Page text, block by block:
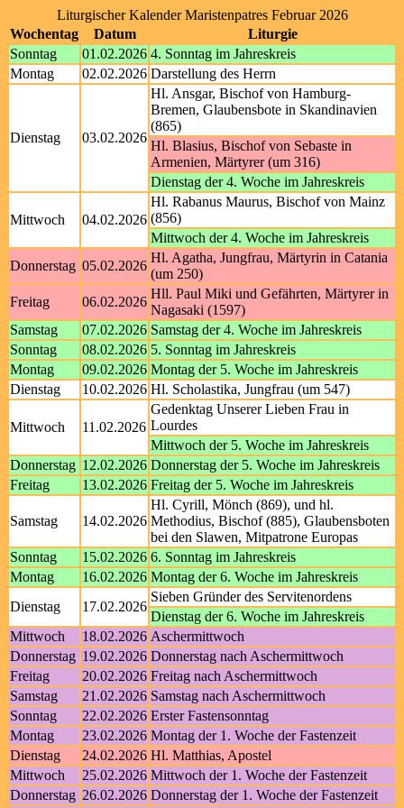
Liturgischer Kalender Maristenpatres Februar 2026
Wochentag
Datum
Liturgie
Sonntag
01.02.2026 4. Sonntag im Jahreskreis
Montag
02.02.2026 Darstellung des Herrn
Dienstag 03.02.2026
Hl. Ansgar, Bischof von Hamburg-
Bremen, Glaubensbote in Skandinavien
(865)
Hl. Blasius, Bischof von Sebaste in
Armenien, Märtyrer (um 316)
Dienstag der 4. Woche im Jahreskreis
Mittwoch 04.02.2026
Hl. Rabanus Maurus, Bischof von Mainz
(856)
Mittwoch der 4. Woche im Jahreskreis
Donnerstag 05.02.2026
Hl. Agatha, Jungfrau, Märtyrin in Catania
(um 250)
Freitag
06.02.2026
Hll. Paul Miki und Gefährten, Märtyrer in
Nagasaki (1597)
Samstag
07.02.2026 Samstag der 4. Woche im Jahreskreis
Sonntag
08.02.2026 5. Sonntag im Jahreskreis
Montag
09.02.2026 Montag der 5. Woche im Jahreskreis
Dienstag
10.02.2026 Hl. Scholastika, Jungfrau (um 547)
Mittwoch 11.02.2026
Gedenktag Unserer Lieben Frau in
Lourdes
Mittwoch der 5. Woche im Jahreskreis
Donnerstag 12.02.2026 Donnerstag der 5. Woche im Jahreskreis
Freitag
13.02.2026 Freitag der 5. Woche im Jahreskreis
Samstag 14.02.2026
Hl. Cyrill, Mönch (869), und hl.
Methodius, Bischof (885), Glaubensboten
bei den Slawen, Mitpatrone Europas
Sonntag
15.02.2026 6. Sonntag im Jahreskreis
Montag
16.02.2026 Montag der 6. Woche im Jahreskreis
Dienstag
17.02.2026
Sieben Gründer des Servitenordens
Dienstag der 6. Woche im Jahreskreis
Mittwoch
18.02.2026 Aschermittwoch
Donnerstag 19.02.2026 Donnerstag nach Aschermittwoch
Freitag
20.02.2026 Freitag nach Aschermittwoch
Samstag
21.02.2026 Samstag nach Aschermittwoch
Sonntag
22.02.2026 Erster Fastensonntag
Montag
23.02.2026 Montag der 1. Woche der Fastenzeit
Dienstag
24.02.2026 Hl. Matthias, Apostel
Mittwoch
25.02.2026 Mittwoch der 1. Woche der Fastenzeit
Donnerstag 26.02.2026 Donnerstag der 1. Woche der Fastenzeit